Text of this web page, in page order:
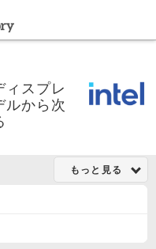
ィスプレ
ルから次
もっと見る